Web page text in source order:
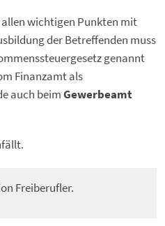
allen wichtigen Punkten mit
der Betreffenden muss
genannt
Finanzamt als
auch beimGewerbeamt
Freiberufler.